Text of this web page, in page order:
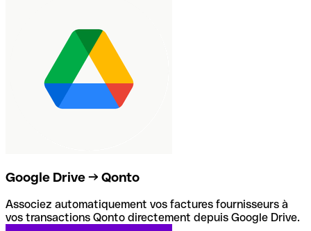
Google Drive → Qonto
Associez automatiquement vos factures fournisseurs à
vos transactions Qonto directement depuis Google Drive.